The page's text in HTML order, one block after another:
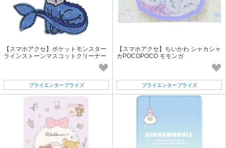
【スマホアクセ】ポケットモンスター
ラインストーンマスコットクリーナー
ブライエンタープライズ
【スマホアクセ】ちいかわ シャカシャ
カPOCOPOCO モモンガ
ブライエンタープライズ